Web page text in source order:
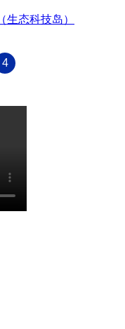
态科技岛）
4